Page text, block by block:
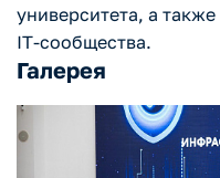
университета, а
IT-сообщества.
Галерея